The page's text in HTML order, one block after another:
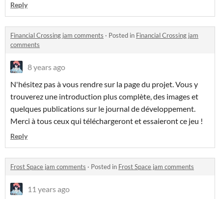
Reply
Financial Crossing jam comments · Posted in Financial Crossing jam
comments
8 years ago
N'hésitez pas à vous rendre sur la page du projet. Vous y
trouverez une introduction plus complète, des images et
quelques publications sur le journal de développement.
Merci à tous ceux qui téléchargeront et essaieront ce jeu !
Reply
Frost Space jam comments · Posted in Frost Space jam comments
11 years ago